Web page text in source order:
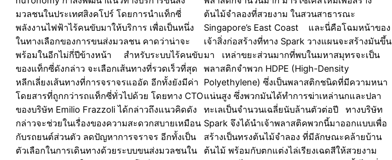
มวลชนในประเทศสิงคโปร์ โดยการนำแท็กซี่
พลังงานไฟฟ้าไร้คนขับมาให้บริการ เพื่อเป็นหนึ่ง
ในทางเลือกของการขนส่งมวลชน คาดว่าน่าจะ
พร้อมในอีกไม่กี่ปีข้างหน้า สำหรับระบบไร้คนขับ
ของแท็กซี่ดังกล่าว จะเลือกเส้นทางที่รวดเร็วที่สุด
หลีกเลี่ยงเส้นทางที่การจราจรแออัด อีกทั้งยังมีค่า
โดยสารที่ถูกกว่ารถแท็กซี่ทั่วไปด้วย โดยทาง CTO
ของบริษัท Emilio Frazzoli ได้กล่าวถึงแนวคิดดัง
กล่าวจะช่วยในเรื่องของความสะดวกสบายเหมือน
กับรถยนต์ส่วนตัว ลดปัญหาการจราจร อีกทั้งเป็น
ตัวเลือกในการเดินทางด้วยระบบขนส่งมวลชนใน
ต้นไม้จำลองที่สวยงาม ในสวนสาธารณะ
Singapore’s East Coast และนี่คือโฉมหน้าของ
เจ้าสิ่งก่อสร้างที่ทาง Spark วางแผนจะสร้างมันขึ้น
มา เหล่าขยะส่วนมากที่พบในมหาสมุทรจะเป็น
พลาสติกจำพวก HDPE (High-Density
Polyethylene) ซึ่งเป็นพลาสติกชนิดที่มีความหนา
แน่นสูง ซึ่งพวกมันได้ทำการฆ่าเหล่านกและปลา
ทะเลเป็นจำนวนเฉลี่ยนับล้านตัวต่อปี ทางบริษัท
Spark จึงได้นำเจ้าพลาสติคพวกนี้มาออกแบบเพื่อ
สร้างเป็นทรงต้นไม้จำลอง ที่มีลักษณะคล้ายบ้าน
ต้นไม้ พร้อมกับตกแต่งไล่เรียงเฉดสีให้สวยงาม